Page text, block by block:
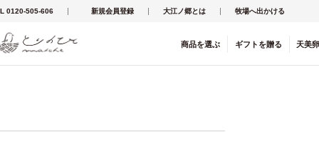
0120-505-606 新規会員登録 大江ノ郷とは 牧場へ出かける
商品を選ぶ ギフト を贈る 天美